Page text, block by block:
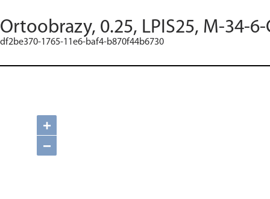
Ortoobrazy, 0.25, LPIS25, M-34-6-
df2be370-1765-11e6-baf4-b870f44b6730
+
−